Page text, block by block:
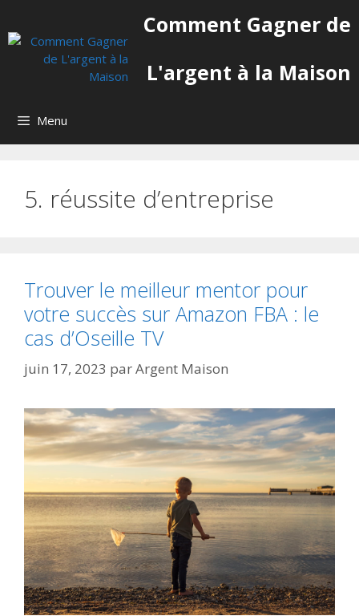
au
contenu
Comment Gagner de
L'argent à la Maison
Menu
5. réussite d’entreprise
Trouver le meilleur mentor pour
votre succès sur Amazon FBA : le
cas d’Oseille TV
juin 17, 2023 parArgent Maison